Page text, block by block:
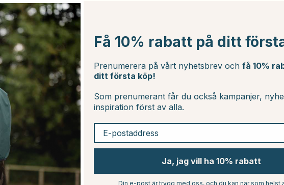
KEVIN BACON
KEVIN
Få 10% rabatt på ditt
Prenumerera på vårt nyhetsbrev och få 10%
ditt första köp!
Som prenumerant får du också kampanjer,
inspiration först av alla.
E-postaddress
Ja, jag vill ha 10% rabatt
Din e-post är trygg med oss, och du kan när som helst